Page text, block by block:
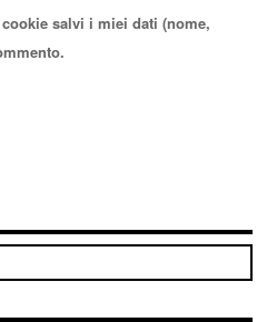
salvi i miei dati (nome,